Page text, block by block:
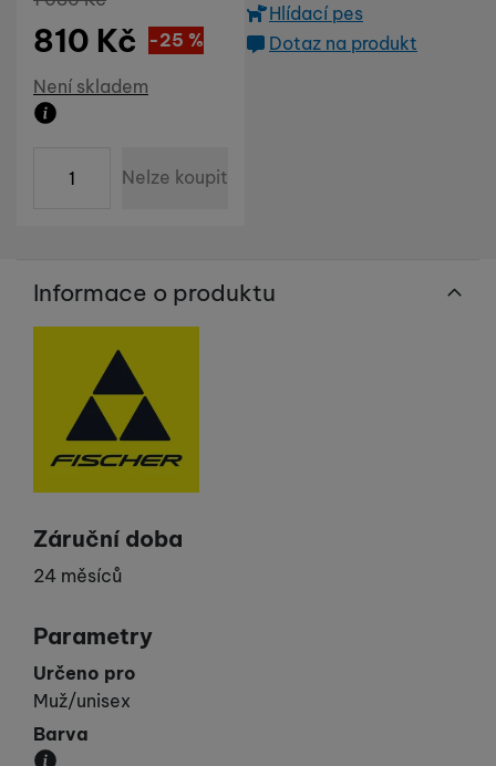
Dostupnost
Není skladem
Sleva
270 Kč
(
-25 %
810 Kč
Nelze koupit
Hlídací pes
Dotaz na produkt
Informace o produktu
Záruční doba
24 měsíců
Parametry
Určeno pro
Muž/unisex
Barva